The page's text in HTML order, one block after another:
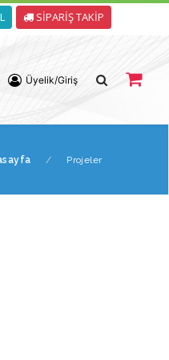
SİPARİŞ TAKİP
Üyelik/Giriş
/ Projeler